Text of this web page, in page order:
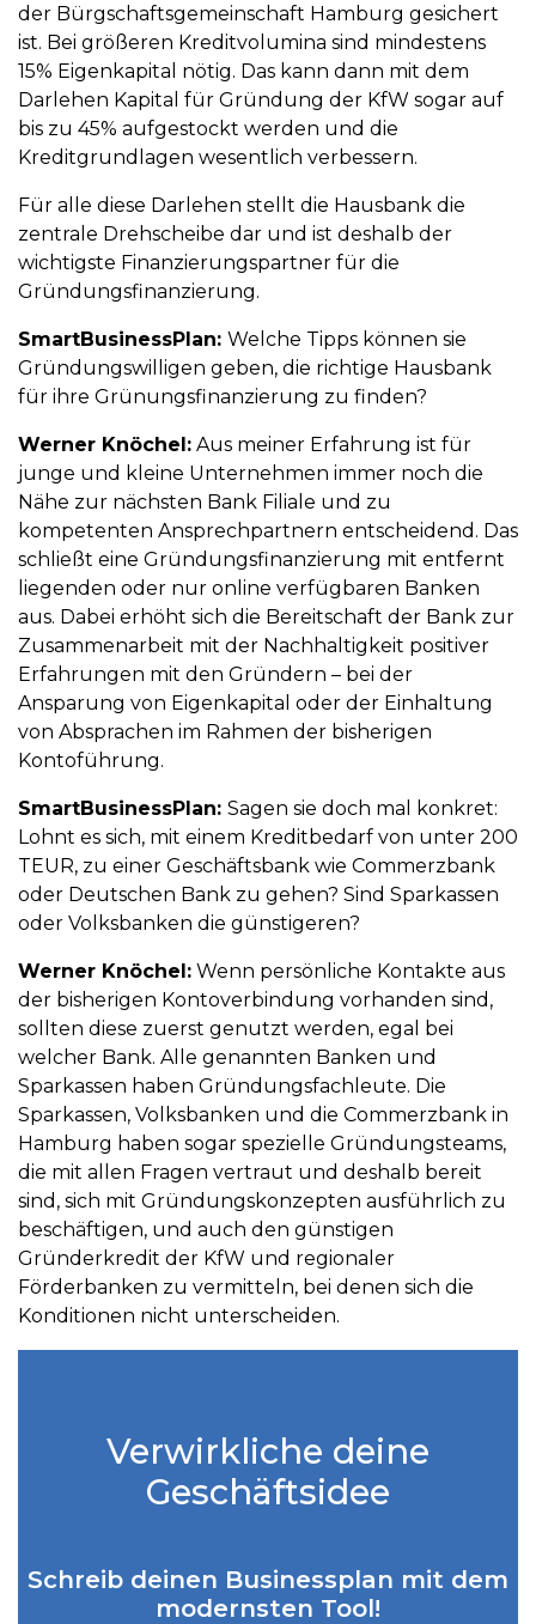
der Bürgschaftsgemeinschaft Hamburg gesichert
ist. Bei größeren Kreditvolumina sind mindestens
15% Eigenkapital nötig. Das kann dann mit dem
Darlehen Kapital für Gründung der KfW sogar auf
bis zu 45% aufgestockt werden und die
Kreditgrundlagen wesentlich verbessern.
Für alle diese Darlehen stellt die Hausbank die
zentrale Drehscheibe dar und ist deshalb der
wichtigste Finanzierungspartner für die
Gründungsfinanzierung.
SmartBusinessPlan: Welche Tipps können sie
Gründungswilligen geben, die richtige Hausbank
für ihre Grünungsfinanzierung zu finden?
Werner Knöchel: Aus meiner Erfahrung ist für
junge und kleine Unternehmen immer noch die
Nähe zur nächsten Bank Filiale und zu
kompetenten Ansprechpartnern entscheidend. Das
schließt eine Gründungsfinanzierung mit entfernt
liegenden oder nur online verfügbaren Banken
aus. Dabei erhöht sich die Bereitschaft der Bank zur
Zusammenarbeit mit der Nachhaltigkeit positiver
Erfahrungen mit den Gründern – bei der
Ansparung von Eigenkapital oder der Einhaltung
von Absprachen im Rahmen der bisherigen
Kontoführung.
SmartBusinessPlan: Sagen sie doch mal konkret:
Lohnt es sich, mit einem Kreditbedarf von unter 200
TEUR, zu einer Geschäftsbank wie Commerzbank
oder Deutschen Bank zu gehen? Sind Sparkassen
oder Volksbanken die günstigeren?
Werner Knöchel: Wenn persönliche Kontakte aus
der bisherigen Kontoverbindung vorhanden sind,
sollten diese zuerst genutzt werden, egal bei
welcher Bank. Alle genannten Banken und
Sparkassen haben Gründungsfachleute. Die
Sparkassen, Volksbanken und die Commerzbank in
Hamburg haben sogar spezielle Gründungsteams,
die mit allen Fragen vertraut und deshalb bereit
sind, sich mit Gründungskonzepten ausführlich zu
beschäftigen, und auch den günstigen
Gründerkredit der KfW und regionaler
Förderbanken zu vermitteln, bei denen sich die
Konditionen nicht unterscheiden.
Verwirkliche deine
Geschäftsidee
Schreib deinen Businessplan mit dem
modernsten Tool!